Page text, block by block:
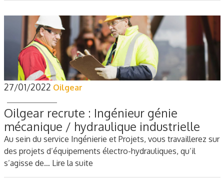
27/01/2022 Oilgear
Oilgear recrute : Ingénieur génie
mécanique / hydraulique industrielle
Au sein du service Ingénierie et Projets, vous travaillerez sur
des projets d’équipements électro-hydrauliques, qu’il
s’agisse de… Lire la suite